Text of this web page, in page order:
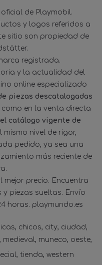
de Playmobil.
y logos referidos a
sitio son propiedad de
registrada.
y la actualidad del
online especializado
piezas descatalogadas
como en la venta directa
catálogo vigente de
mismo nivel de rigor,
pedido, ya sea una
más reciente de
precio. Encuentra
piezas sueltas. Envío
horas. playmundo.es
chicos city ciudad
medieval muneco oeste
tienda western